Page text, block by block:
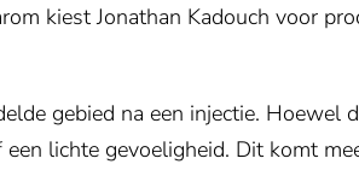
kiest Jonathan Kadouch voor
gebied na een injectie. Hoewel
lichte gevoeligheid. Dit komt